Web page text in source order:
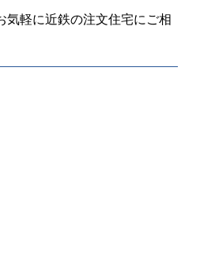
気軽に近鉄の注文住宅にご相